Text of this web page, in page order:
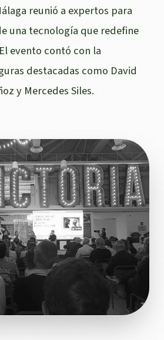
reunió a expertos para
una tecnología que redefine
evento contó con la
destacadas como David
y Mercedes Siles.